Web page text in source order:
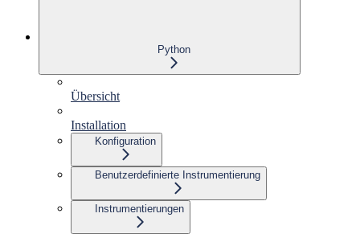
Python
Übersicht
Installation
Konfiguration
Benutzerdefinierte Instrumentierung
Instrumentierungen